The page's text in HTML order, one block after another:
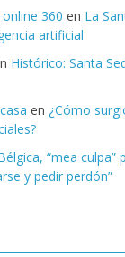
360 en La
artificial
Histórico: Santa
en ¿Cómo
“mea culpa”
y pedir perdón”